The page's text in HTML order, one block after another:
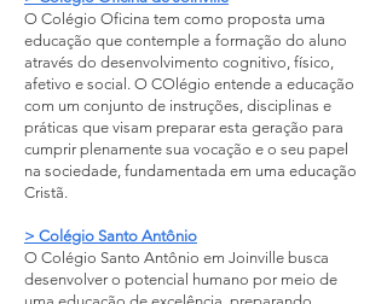
O Colégio Oficina tem como proposta uma
educação que contemple a formação do aluno
através do desenvolvimento cognitivo, físico,
afetivo e social. O COlégio entende a educação
com um conjunto de instruções, disciplinas e
práticas que visam preparar esta geração para
cumprir plenamente sua vocação e o seu papel
na sociedade, fundamentada em uma educação
Cristã.
> Colégio Santo Antônio
O Colégio Santo Antônio em Joinville busca
desenvolver o potencial humano por meio de